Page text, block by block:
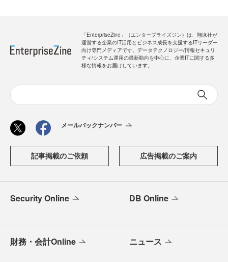
「EnterpriseZine」（エンタープライズジン）は、翔泳社が
運営する企業のIT活用とビジネス成長を支援するITリーダー
向け専門メディアです。データテクノロジー/情報セキュリ
ティ/システム運用の最新動向を中心に、企業ITに関する多
様な情報をお届けしています。
メールバックナンバー
記事掲載のご依頼 広告掲載のご案内
Security Online DB Online
財務・会計Online ニュース